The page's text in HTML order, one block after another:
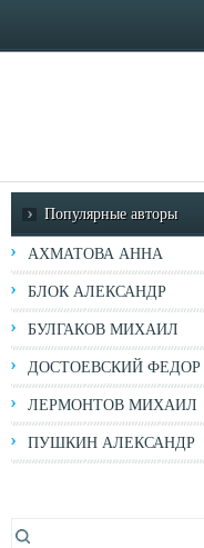
Популярные авторы
АХМАТОВА АННА
БЛОК АЛЕКСАНДР
БУЛГАКОВ МИХАИЛ
ДОСТОЕВСКИЙ ФЕДОР
ЛЕРМОНТОВ МИХАИЛ
ПУШКИН АЛЕКСАНДР